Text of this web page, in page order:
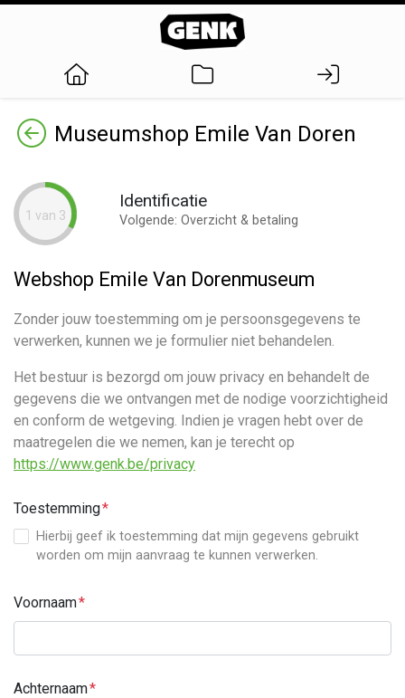
Terug Museumshop Emile Van Doren
1 van 3
Identificatie
Volgende: Overzicht & betaling
Webshop Emile Van Dorenmuseum
Zonder jouw toestemming om je persoonsgegevens te
verwerken, kunnen we je formulier niet behandelen.
Het bestuur is bezorgd om jouw privacy en behandelt de
gegevens die we ontvangen met de nodige voorzichtigheid
en conform de wetgeving. Indien je vragen hebt over de
maatregelen die we nemen, kan je terecht op
https://www.genk.be/privacy
Toestemming
Hierbij geef ik toestemming dat mijn gegevens gebruikt
worden om mijn aanvraag te kunnen verwerken.
Voornaam
Achternaam